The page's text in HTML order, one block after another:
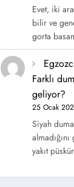
Evet, iki
bilir ve
gorta
Farklı
geliyor?
25 Ocak
Siyah
yakıt